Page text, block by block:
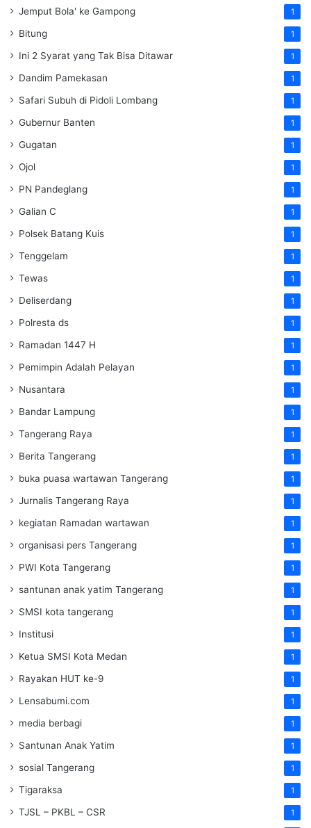
Jemput Bola' ke Gampong 1
Bitung 1
Ini 2 Syarat yang Tak Bisa Ditawar 1
Dandim Pamekasan 1
Safari Subuh di Pidoli Lombang 1
Gubernur Banten 1
Gugatan 1
Ojol 1
PN Pandeglang 1
Galian C 1
Polsek Batang Kuis 1
Tenggelam 1
Tewas 1
Deliserdang 1
Polresta ds 1
Ramadan 1447 H 1
Pemimpin Adalah Pelayan 1
Nusantara 1
Bandar Lampung 1
Tangerang Raya 1
Berita Tangerang 1
buka puasa wartawan Tangerang 1
Jurnalis Tangerang Raya 1
kegiatan Ramadan wartawan 1
organisasi pers Tangerang 1
PWI Kota Tangerang 1
santunan anak yatim Tangerang 1
SMSI kota tangerang 1
Institusi 1
Ketua SMSI Kota Medan 1
Rayakan HUT ke-9 1
Lensabumi.com 1
media berbagi 1
Santunan Anak Yatim 1
sosial Tangerang 1
Tigaraksa 1
TJSL – PKBL – CSR 1